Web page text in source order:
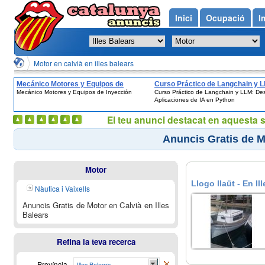
Motor en calvià en illes balears
Mecánico Motores y Equipos de
Inyección
Mecánico Motores y Equipos de Inyección
Curso Práctico de Langchain y
Desarrolla Aplicaciones de IA en
Python
Curso Práctico de Langchain y LLM:
Aplicaciones de IA en Python
Anuncis Gratis de
Llogo llaüt - En
Motor
Nàutica i Vaixells
Anuncis Gratis de Motor en Calvià en Illes
Balears
Refina la teva recerca
Inici Ocupació
El teu anunci destacat en aquesta